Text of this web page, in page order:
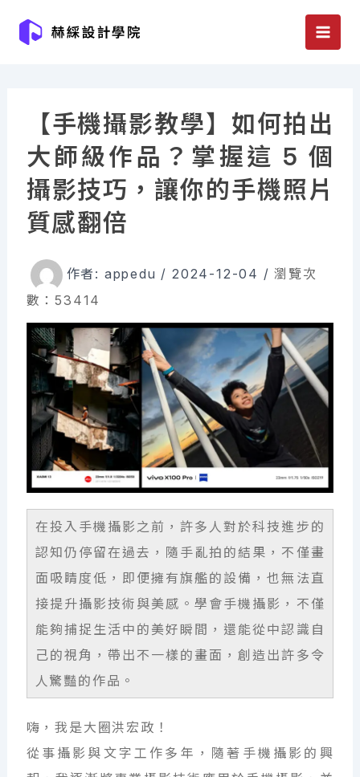
【手機攝影教學】如何拍出
大師級作品？掌握這 5 個
攝影技巧，讓你的手機照片
質感翻倍
作者: appedu /2024-12-04 /瀏覽次
數：53414
在投入手機攝影之前，許多人對於科技進步的
認知仍停留在過去，隨手亂拍的結果，不僅畫
面吸睛度低，即便擁有旗艦的設備，也無法直
接提升攝影技術與美感。學會手機攝影，不僅
能夠捕捉生活中的美好瞬間，還能從中認識自
己的視角，帶出不一樣的畫面，創造出許多令
人驚豔的作品。
嗨，我是大圈洪宏政！
從事攝影與文字工作多年，隨著手機攝影的興